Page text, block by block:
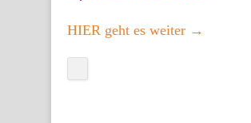
HIER geht es weiter →